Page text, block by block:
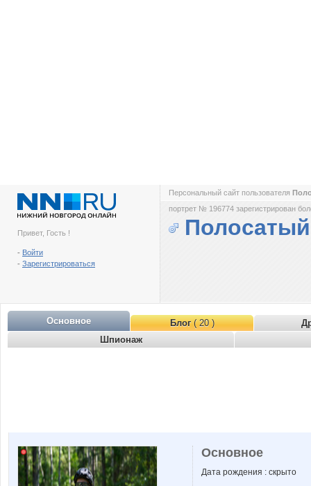
Привет, Гость !
- Войти
- Зарегистрироваться
Персональный сайт пользователя
портрет № 196774 зарегистрирован
Основное Блог( 20 )
Шпионаж
Основное
Дата рождения : скрыто